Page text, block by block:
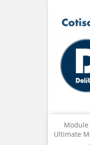
Module
Ultimate